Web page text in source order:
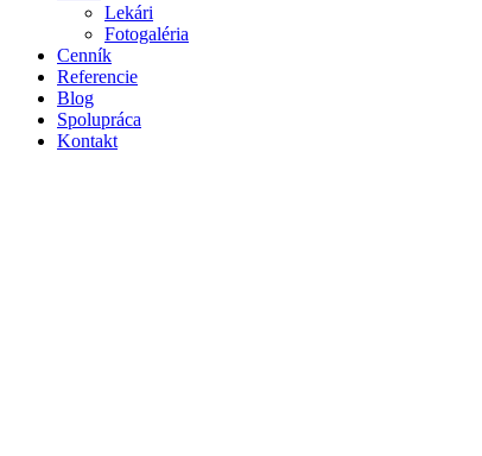
Lekári
Fotogaléria
Cenník
Referencie
Blog
Spolupráca
Kontakt